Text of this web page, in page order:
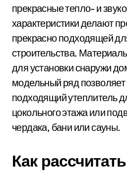
прекрасные тепло- и
характеристики делают
прекрасно подходящей
строительства.
для установки снаружи
модельный ряд
подходящий утеплитель
цокольного этажа или
чердака, бани или сауны.
Как